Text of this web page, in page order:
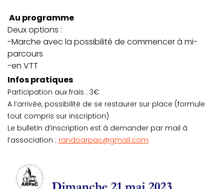
Au programme
Deux options :
-Marche avec la possibilité de commencer à mi-
parcours
-en VTT
Infos pratiques
Participation aux frais : 3€
A l’arrivée, possibilité de se restaurer sur place (formule
tout compris sur inscription)
Le bulletin d’inscription est à demander par mail à
l’association : randoarpac@gmail.com